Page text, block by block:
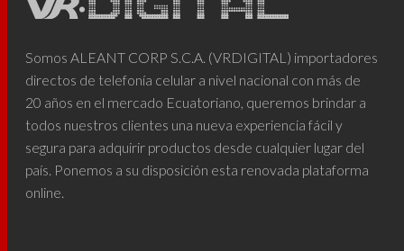
Somos ALEANT CORP S.C.A. (VRDIGITAL) importadores
directos de telefonía celular a nivel nacional con más de
20 años en el mercado Ecuatoriano, queremos brindar a
todos nuestros clientes una nueva experiencia fácil y
segura para adquirir productos desde cualquier lugar del
país. Ponemos a su disposición esta renovada plataforma
online.